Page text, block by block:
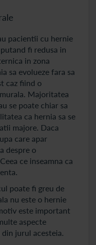
pacientii cu hernie
fi redusa in
in zona
sa evolueze fara sa
caz fiind o
Majoritatea
se poate chiar sa
ca hernia sa se
majore. Daca
care apar
despre o
ce inseamna ca
poate fi greu de
nu este o hernie
este important
aspecte
jurul acesteia.